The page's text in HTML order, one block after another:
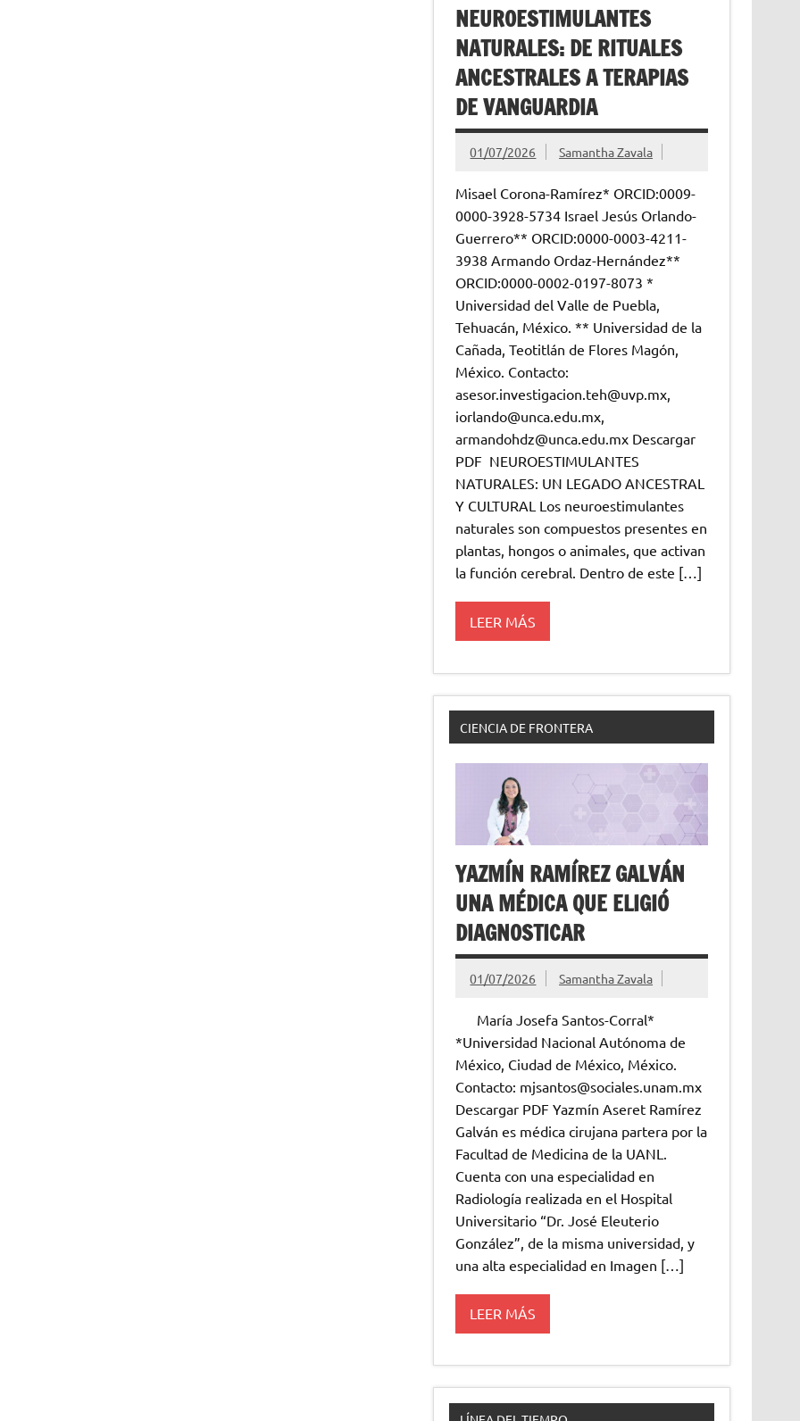
NEUROESTIMULANTES
NATURALES: DE RITUALES
ANCESTRALES A TERAPIAS
DE VANGUARDIA
01/07/2026 Samantha Zavala
Misael Corona-Ramírez* ORCID:0009-
0000-3928-5734 Israel Jesús Orlando-
Guerrero** ORCID:0000-0003-4211-
3938 Armando Ordaz-Hernández**
ORCID:0000-0002-0197-8073 *
Universidad del Valle de Puebla,
Tehuacán, México. ** Universidad de la
Cañada, Teotitlán de Flores Magón,
México. Contacto:
asesor.investigacion.teh@uvp.mx,
iorlando@unca.edu.mx,
armandohdz@unca.edu.mx Descargar
PDF NEUROESTIMULANTES
NATURALES: UN LEGADO ANCESTRAL
Y CULTURAL Los neuroestimulantes
naturales son compuestos presentes en
plantas, hongos o animales, que activan
la función cerebral. Dentro de este […]
LEER MÁS
CIENCIA DE FRONTERA
YAZMÍN RAMÍREZ GALVÁN
UNA MÉDICA QUE ELIGIÓ
DIAGNOSTICAR
01/07/2026 Samantha Zavala
María Josefa Santos-Corral*
*Universidad Nacional Autónoma de
México, Ciudad de México, México.
Contacto: mjsantos@sociales.unam.mx
Descargar PDF Yazmín Aseret Ramírez
Galván es médica cirujana partera por la
Facultad de Medicina de la UANL.
Cuenta con una especialidad en
Radiología realizada en el Hospital
Universitario “Dr. José Eleuterio
González”, de la misma universidad, y
una alta especialidad en Imagen […]
LEER MÁS